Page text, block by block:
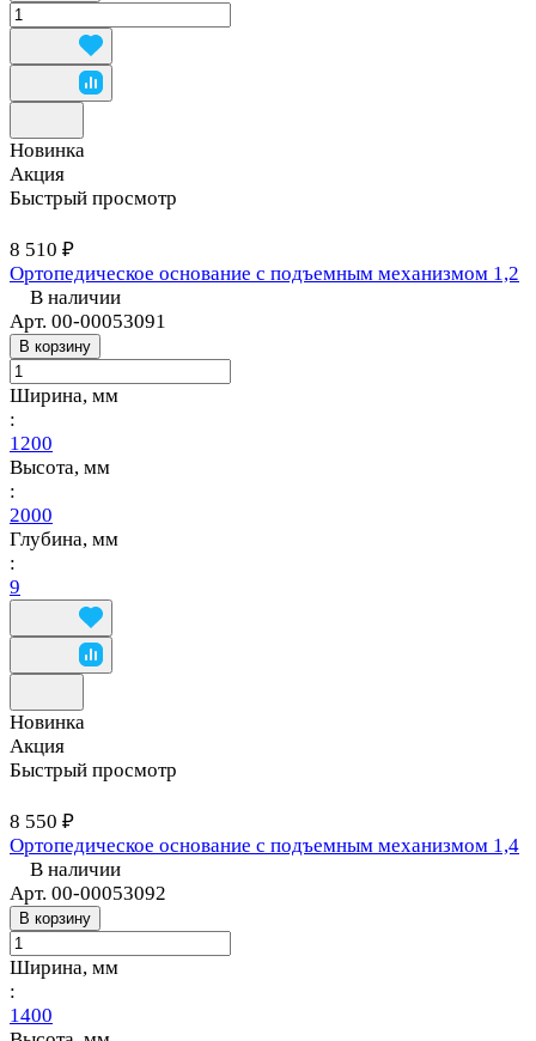
Новинка
Акция
Быстрый просмотр
8 510 ₽
Ортопедическое основание с подъемным механизмом 1,2
В наличии
Арт. 00-00053091
В корзину
Ширина, мм
:
1200
Высота, мм
:
2000
Глубина, мм
:
9
Новинка
Акция
Быстрый просмотр
8 550 ₽
Ортопедическое основание с подъемным механизмом 1,4
В наличии
Арт. 00-00053092
В корзину
Ширина, мм
:
1400